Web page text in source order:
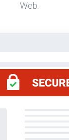
Web.